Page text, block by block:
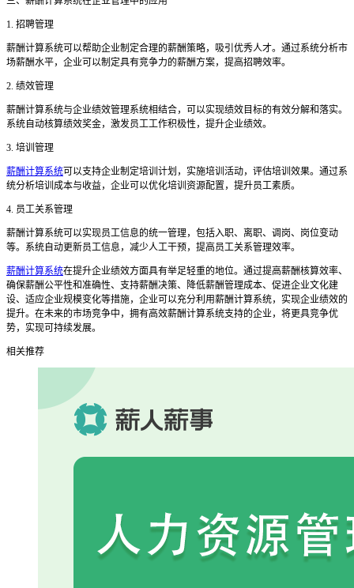
1. 招聘管理
薪酬计算系统可以帮助企业制定合理的薪酬策略，吸引优秀人才。通过系统分析市
场薪酬水平，企业可以制定具有竞争力的薪酬方案，提高招聘效率。
2. 绩效管理
薪酬计算系统与企业绩效管理系统相结合，可以实现绩效目标的有效分解和落实。
系统自动核算绩效奖金，激发员工工作积极性，提升企业绩效。
3. 培训管理
薪酬计算系统可以支持企业制定培训计划，实施培训活动，评估培训效果。通过系
统分析培训成本与收益，企业可以优化培训资源配置，提升员工素质。
4. 员工关系管理
薪酬计算系统可以实现员工信息的统一管理，包括入职、离职、调岗、岗位变动
等。系统自动更新员工信息，减少人工干预，提高员工关系管理效率。
薪酬计算系统在提升企业绩效方面具有举足轻重的地位。通过提高薪酬核算效率、
确保薪酬公平性和准确性、支持薪酬决策、降低薪酬管理成本、促进企业文化建
设、适应企业规模变化等措施，企业可以充分利用薪酬计算系统，实现企业绩效的
提升。在未来的市场竞争中，拥有高效薪酬计算系统支持的企业，将更具竞争优
势，实现可持续发展。
相关推荐